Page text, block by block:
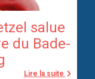
salue
du Bade-
Lire la suite